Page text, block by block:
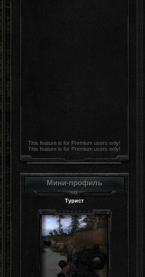
This feature is for Premium users only!
This feature is for Premium users only!
Мини-профиль
Турист